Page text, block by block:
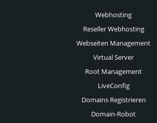
Webhosting
Reseller Webhosting
Webseiten Management
Virtual Server
Root Management
LiveConfig
Domains Registrieren
Domain-Robot